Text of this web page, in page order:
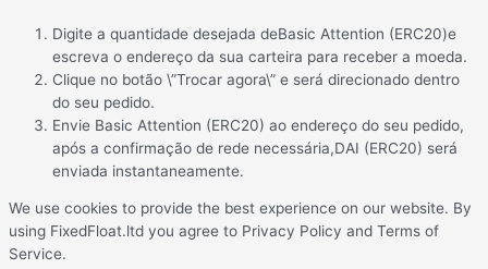
Digite a quantidade desejada deBasic Attention (ERC20)e
escreva o endereço da sua carteira para receber a moeda.
Clique no botão \”Trocar agora\” e será direcionado dentro
do seu pedido.
Envie Basic Attention (ERC20) ao endereço do seu pedido,
após a confirmação de rede necessária,DAI (ERC20) será
enviada instantaneamente.
We use cookies to provide the best experience on our website. By
using FixedFloat.ltd you agree to Privacy Policy and Terms of
Service.